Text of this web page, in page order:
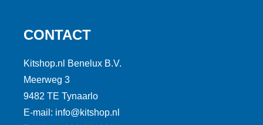
CONTACT
Kitshop.nl Benelux B.V.
Meerweg 3
9482 TE Tynaarlo
E-mail: info@kitshop.nl